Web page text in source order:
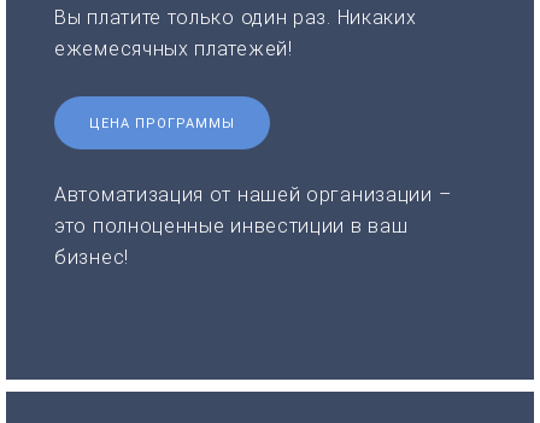
Вы платите только один раз. Никаких
ежемесячных платежей!
ЦЕНА ПРОГРАММЫ
Автоматизация от нашей организации –
это полноценные инвестиции в ваш
бизнес!